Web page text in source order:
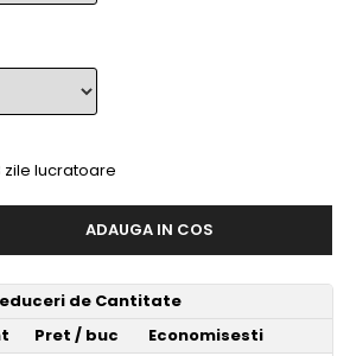
zile lucratoare
ADAUGA IN COS
de Cantitate
Pret / buc
Economisesti